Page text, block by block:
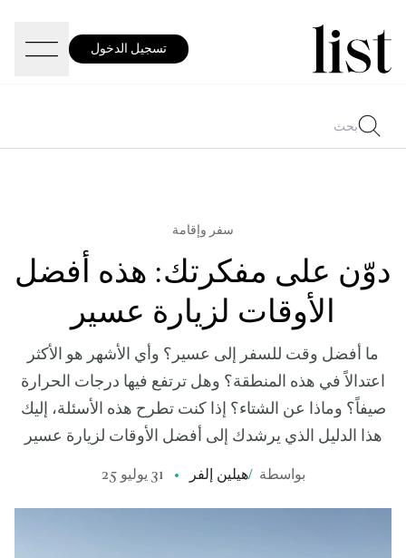
تسجيل الدخول
سفر وإقامة
دوّن على مفكرتك: هذه أفضل
الأوقات لزيارة عسير
ما أفضل وقت للسفر إلى عسير؟ وأي الأشهر هو الأكثر
اعتدالاً في هذه المنطقة؟ وهل ترتفع فيها درجات الحرارة
صيفاً؟ وماذا عن الشتاء؟ إذا كنت تطرح هذه الأسئلة، إليك
هذا الدليل الذي يرشدك إلى أفضل الأوقات لزيارة عسير
بواسطة /هيلين إلفر 31 يوليو 25